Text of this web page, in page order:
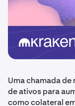
Uma chamada
de ativos para
como colateral